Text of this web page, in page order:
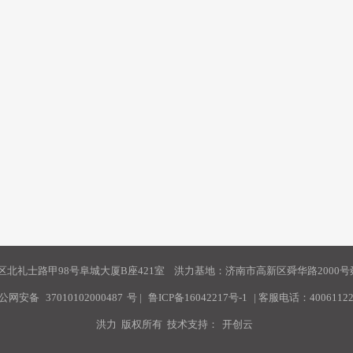
北礼士路甲98号阜城大厦B座421室 洪力基地：济南市高新区舜华路2000号
网安备 37010102000487 号 | 鲁ICP备16042217号-1 | 客服电话：
洪力 版权所有 技术支持： 开创云